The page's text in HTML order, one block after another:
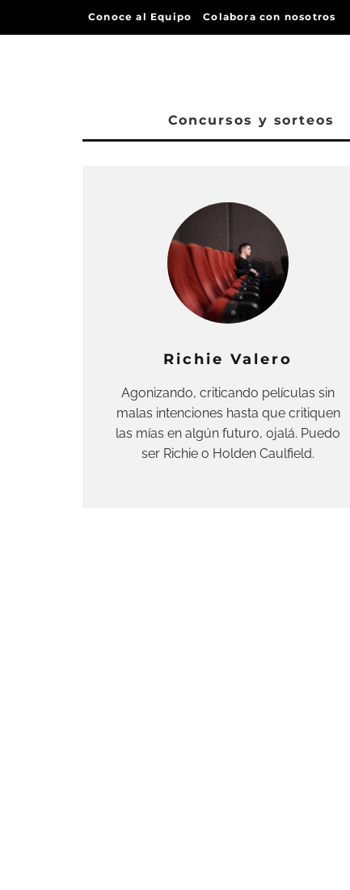
Conoce al Equipo Colabora con nosotros
Concursos y sorteos
Richie Valero
Agonizando, criticando películas sin
malas intenciones hasta que critiquen
las mías en algún futuro, ojalá. Puedo
ser Richie o Holden Caulfield.